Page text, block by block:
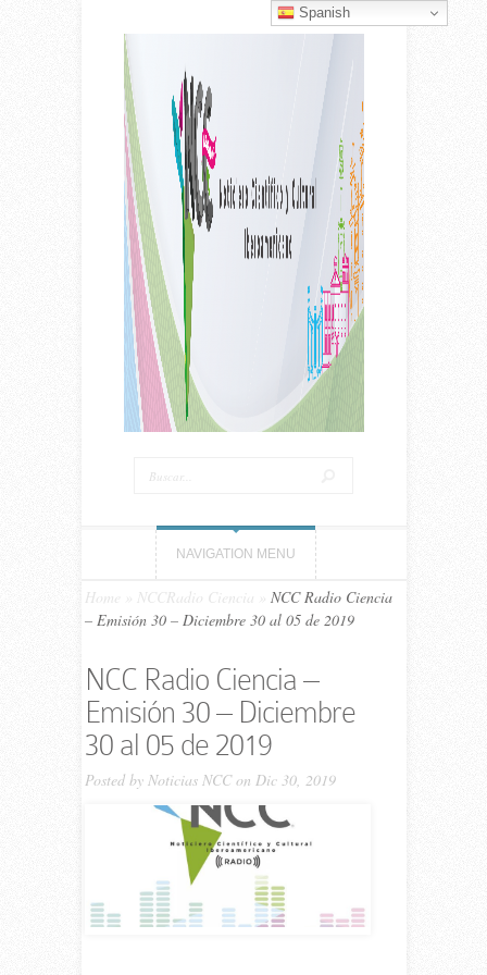
NAVIGATION MENU
Home NCCRadio Ciencia
NCC Ra­dio Cien­cia
– Emisión 30 – Diciembre 30 al 05 de 2019
NCC Ra­dio Cien­cia –
Emisión 30 – Diciembre
30 al 05 de 2019
Posted by Noticias NCCon Dic 30, 2019
Spanish